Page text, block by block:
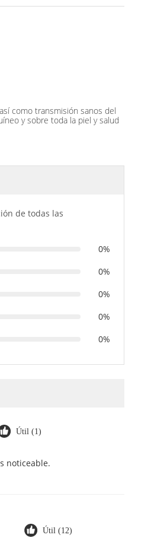
como transmisión sanos del
y sobre toda la piel y salud
de todas las
0%
0%
0%
0%
0%
Útil (1)
noticeable.
Útil (12)